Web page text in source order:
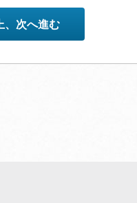
いては、事前の告知なく
じめご了承ください。
、次へ進む